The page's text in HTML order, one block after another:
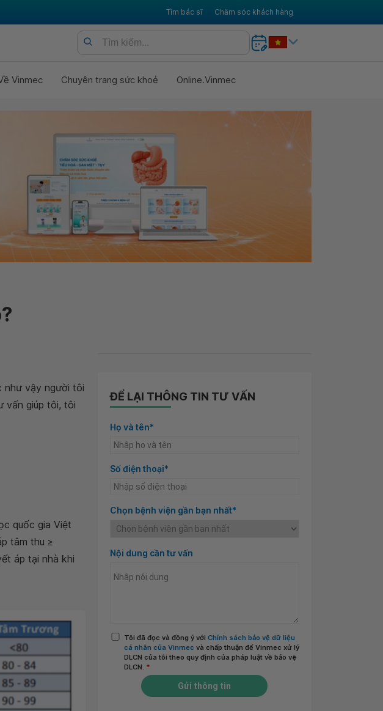
Tìm bác sĩ Chăm sóc khách hàng
Vinmec Chuyên trang sức khoẻ Online.Vinmec
như vậy người tôi
vấn giúp tôi, tôi
quốc gia Việt
tâm thu ≥
áp tại nhà khi
ĐỂ LẠI THÔNG TIN TƯ VẤN
Họ và tên*
Số điện thoại*
Chọn bệnh viện gần bạn nhất*
Nội dung cần tư vấn
Tôi đã đọc và đồng ý với Chính sách bảo vệ dữ liệu
cá nhân của Vinmec và chấp thuận để Vinmec xử lý
DLCN của tôi theo quy định của pháp luật về bảo vệ
DLCN. *
Gửi thông tin